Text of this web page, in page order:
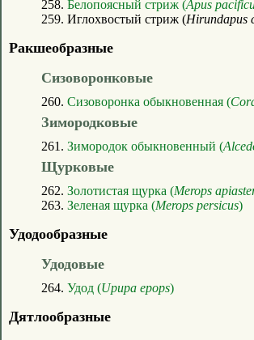
258. Белопоясный стриж (Apus
259. Иглохвостый стриж (Hirundapus
Ракшеобразные
Сизоворонковые
260. Сизоворонка обыкновенная (
Зимородковые
261. Зимородок обыкновенный (
Щурковые
262. Золотистая щурка (Merops
263. Зеленая щурка (Merops persicus)
Удодообразные
Удодовые
264. Удод (Upupa epops)
Дятлообразные